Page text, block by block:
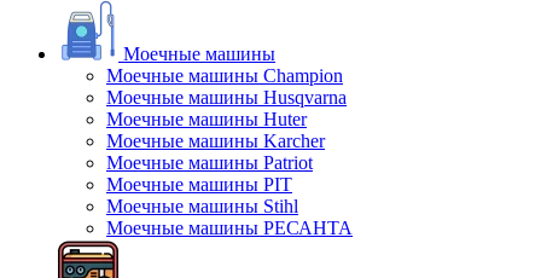
Моечные машины
Моечные машины Champion
Моечные машины Husqvarna
Моечные машины Huter
Моечные машины Karcher
Моечные машины Patriot
Моечные машины PIT
Моечные машины Stihl
Моечные машины РЕСАНТА